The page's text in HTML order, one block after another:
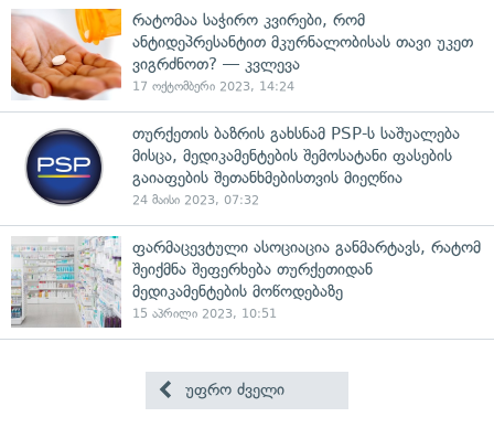
რატომაა საჭირო კვირები, რომ
ანტიდეპრესანტით მკურნალობისას თავი უკეთ
ვიგრძნოთ? — კვლევა
17 ოქტომბერი 2023, 14:24
თურქეთის ბაზრის გახსნამ PSP-ს საშუალება
მისცა, მედიკამენტების შემოსატანი ფასების
გაიაფების შეთანხმებისთვის მიეღწია
24 მაისი 2023, 07:32
ფარმაცევტული ასოციაცია განმარტავს, რატომ
შეიქმნა შეფერხება თურქეთიდან
მედიკამენტების მოწოდებაზე
15 აპრილი 2023, 10:51
უფრო ძველი